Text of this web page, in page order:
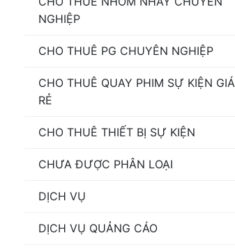
NGHIỆP
CHO THUÊ PG CHUYÊN NGHIỆP
CHO THUÊ QUAY PHIM SỰ KIỆN GIÁ
RẺ
CHO THUÊ THIẾT BỊ SỰ KIỆN
CHƯA ĐƯỢC PHÂN LOẠI
DỊCH VỤ
DỊCH VỤ QUẢNG CÁO